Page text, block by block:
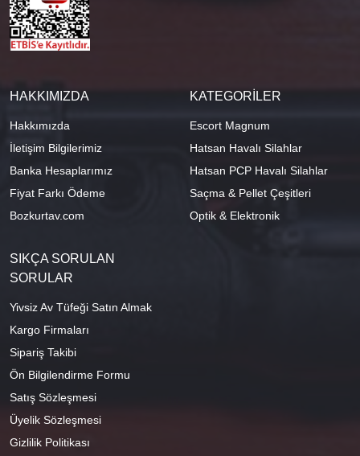
HAKKIMIZDA
Hakkımızda
İletişim Bilgilerimiz
Banka Hesaplarımız
Fiyat Farkı Ödeme
Bozkurtav.com
KATEGORİLER
Escort Magnum
Hatsan Havalı Silahlar
Hatsan PCP Havalı Silahlar
Saçma & Pellet Çeşitleri
Optik & Elektronik
SIKÇA SORULAN
SORULAR
Yivsiz Av Tüfeği Satın Almak
Kargo Firmaları
Sipariş Takibi
Ön Bilgilendirme Formu
Satış Sözleşmesi
Üyelik Sözleşmesi
Gizlilik Politikası